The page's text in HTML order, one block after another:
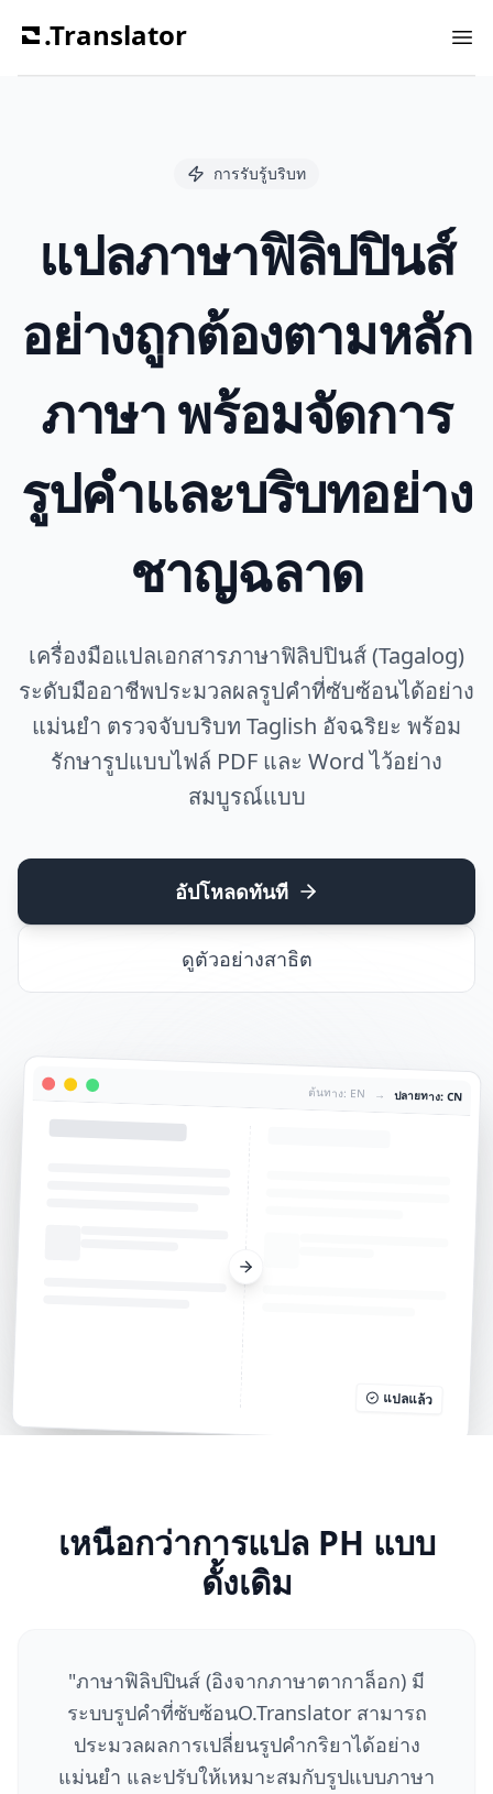
.Translator
การรับรู้บริบท
แปลภาษาฟิลิปปินส์
อย่างถูกต้องตามหลัก
ภาษา พร้อมจัดการ
รูปคำและบริบทอย่าง
ชาญฉลาด
เครื่องมือแปลเอกสารภาษาฟิลิปปินส์ (Tagalog)
ระดับมืออาชีพประมวลผลรูปคำที่ซับซ้อนได้อย่าง
แม่นยำ ตรวจจับบริบท Taglish อัจฉริยะ พร้อม
รักษารูปแบบไฟล์ PDF และ Word ไว้อย่าง
สมบูรณ์แบบ
อัปโหลดทันที
ดูตัวอย่างสาธิต
ต้นทาง: EN → ปลายทาง: CN
แปลแล้ว
เหนือกว่าการแปล PH แบบ
ดั้งเดิม
"ภาษาฟิลิปปินส์ (อิงจากภาษาตากาล็อก) มี
ระบบรูปคำที่ซับซ้อนO.Translator สามารถ
ประมวลผลการเปลี่ยนรูปคำกริยาได้อย่าง
แม่นยำ และปรับให้เหมาะสมกับรูปแบบภาษา